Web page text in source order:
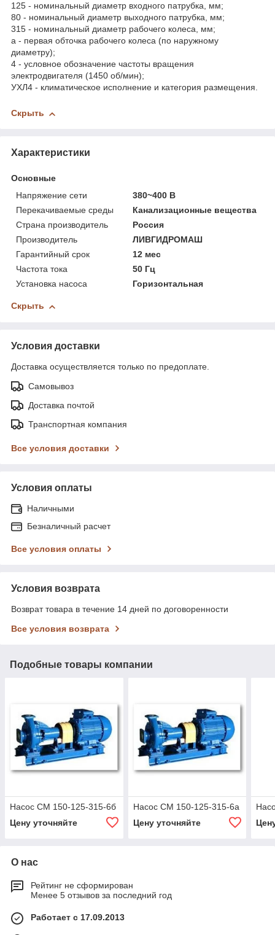
125 - номинальный диаметр входного патрубка, мм;
80 - номинальный диаметр выходного патрубка, мм;
315 - номинальный диаметр рабочего колеса, мм;
а - первая обточка рабочего колеса (по наружному
диаметру);
4 - условное обозначение частоты вращения
электродвигателя (1450 об/мин);
УХЛ4 - климатическое исполнение и категория размещения.
Скрыть
Характеристики
Основные
Напряжение сети
380~400 В
Перекачиваемые среды
Канализационные вещества
Страна производитель
Россия
Производитель
ЛИВГИДРОМАШ
Гарантийный срок
12 мес
Частота тока
50 Гц
Установка насоса
Горизонтальная
Скрыть
Условия доставки
Доставка осуществляется только по предоплате.
Самовывоз
Доставка почтой
Транспортная компания
Все условия доставки
Условия оплаты
Наличными
Безналичный расчет
Все условия оплаты
Условия возврата
Возврат товара в течение 14 дней по договоренности
Все условия возврата
Подобные товары компании
Насос СМ 150-125-315-6б
Цену уточняйте
Насос СМ 150-125-315-6а
Цену уточняйте
О нас
Рейтинг не сформирован
Менее 5 отзывов за последний год
Работает с 17.09.2013